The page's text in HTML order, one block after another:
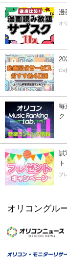
漫
オ
CS
毎
ク
試
ト
プ
オリコングル